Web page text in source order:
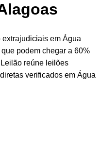
em Água
podem chegar a 60%
reúne leilões
verificados em Água